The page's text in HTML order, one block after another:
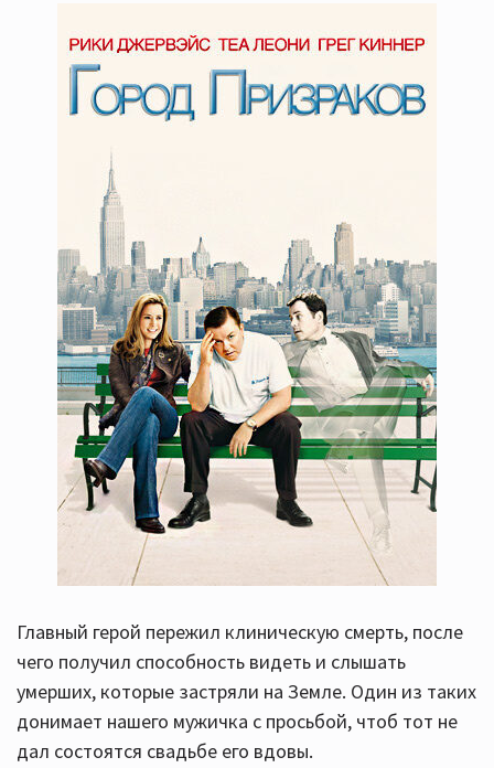
Главный герой вор, очень крутой вор, аферист.
Однажды он инсценировал свою смерть. На
оглашение завещания явились две его дочери,
которых он бросил совсем маленькими, и которые
не подозревали о существовании дружка дружки.
Когда они всё же все трое встретились, оказалось,
что папаня собрал дочек не для того, чтоб искупить
перед ними свою вину, а для крупной кражи, в
которой ему нужна помощь.
Интересно, но всё портит французский юмор. На
разок сгодится.
Главный герой пережил клиническую смерть, после
чего получил способность видеть и слышать
умерших, которые застряли на Земле. Один из таких
донимает нашего мужичка с просьбой, чтоб тот не
дал состоятся свадьбе его вдовы.